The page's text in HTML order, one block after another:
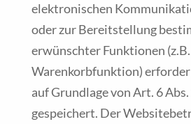
elektronischen
oder zur Bereitstellung
erwünschter Funktionen (z.B.
Warenkorbfunktion)
auf Grundlage von Art. 6
gespeichert. Der